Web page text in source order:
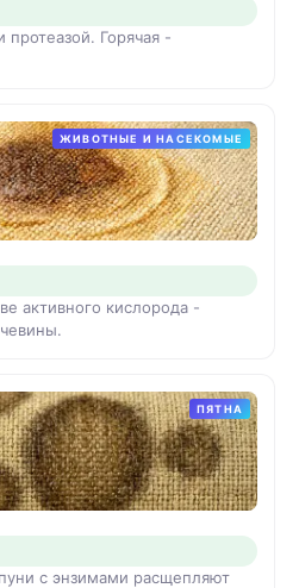
Горячая -
ЖИВОТНЫЕ И НАСЕКОМЫЕ
активного кислорода -
ПЯТНА
с энзимами расщепляют